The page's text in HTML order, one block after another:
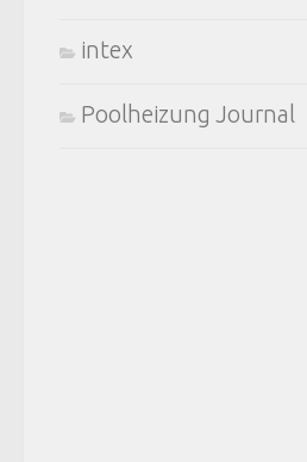
intex
Poolheizung Journal